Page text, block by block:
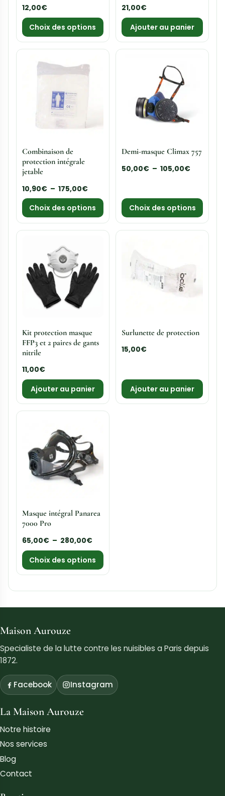
12,00€
Choix des options
21,00€
Ajouter au panier
Combinaison de
protection intégrale
jetable
10,90€ – 175,00€
Choix des options
Demi-masque Climax 757
50,00€ – 105,00€
Choix des options
Kit protection masque
FFP3 et 2 paires de gants
nitrile
11,00€
Ajouter au panier
Surlunette de protection
15,00€
Ajouter au panier
Masque intégral Panarea
7000 Pro
65,00€ – 280,00€
Choix des options
Maison Aurouze
Specialiste de la lutte contre les nuisibles a Paris depuis
1872.
Facebook Instagram
La Maison Aurouze
Notre histoire
Nos services
Blog
Contact